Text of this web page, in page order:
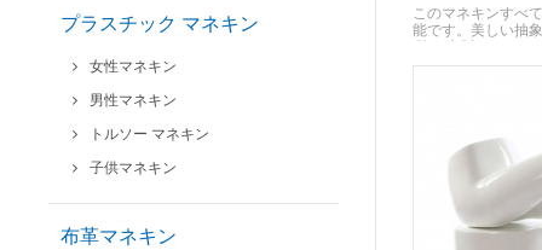
プラスチック マネキン
女性マネキン
男性マネキン
トルソー マネキン
子供マネキン
布革マネキン
このマネキンすべ
能です。美しい抽
(除く木製スツール)